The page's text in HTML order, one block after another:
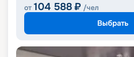
от 104 588 ₽ /чел
Выбрать